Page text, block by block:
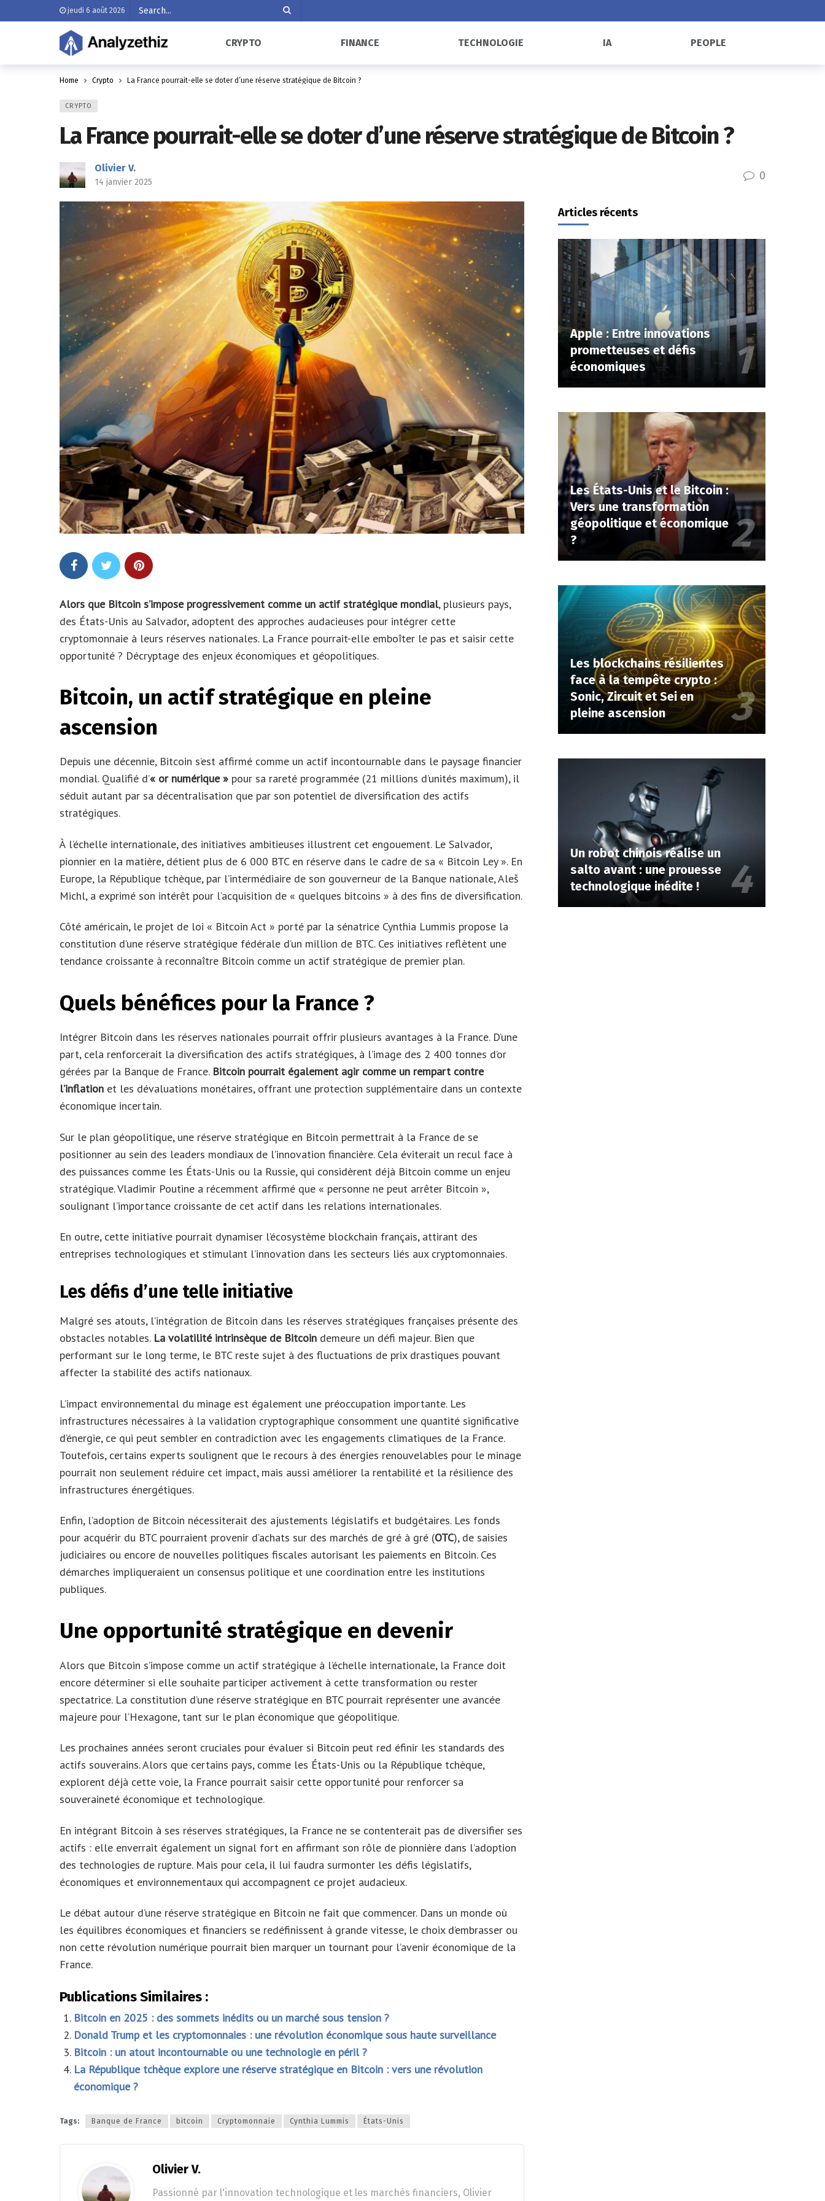
jeudi 6 août 2026
CRYPTO FINANCE TECHNOLOGIE IA PEOPLE
Home Crypto La France pourrait-elle se doter d’une réserve stratégique de Bitcoin ?
CRYPTO
La France pourrait-elle se doter d’une réserve stratégique de Bitcoin ?
Olivier V.
14 janvier 2025 0
Alors que Bitcoin s’impose progressivement comme un actif stratégique mondial, plusieurs pays,
des États-Unis au Salvador, adoptent des approches audacieuses pour intégrer cette
cryptomonnaie à leurs réserves nationales. La France pourrait-elle emboîter le pas et saisir cette
opportunité ? Décryptage des enjeux économiques et géopolitiques.
Bitcoin, un actif stratégique en pleine
ascension
Depuis une décennie, Bitcoin s’est affirmé comme un actif incontournable dans le paysage financier
mondial. Qualifié d’« or numérique » pour sa rareté programmée (21 millions d’unités maximum), il
séduit autant par sa décentralisation que par son potentiel de diversification des actifs
stratégiques.
À l’échelle internationale, des initiatives ambitieuses illustrent cet engouement. Le Salvador,
pionnier en la matière, détient plus de 6 000 BTC en réserve dans le cadre de sa « Bitcoin Ley ». En
Europe, la République tchèque, par l’intermédiaire de son gouverneur de la Banque nationale, Aleš
Michl, a exprimé son intérêt pour l’acquisition de « quelques bitcoins » à des fins de diversification.
Côté américain, le projet de loi « Bitcoin Act » porté par la sénatrice Cynthia Lummis propose la
constitution d’une réserve stratégique fédérale d’un million de BTC. Ces initiatives reflètent une
tendance croissante à reconnaître Bitcoin comme un actif stratégique de premier plan.
Quels bénéfices pour la France ?
Intégrer Bitcoin dans les réserves nationales pourrait offrir plusieurs avantages à la France. D’une
part, cela renforcerait la diversification des actifs stratégiques, à l’image des 2 400 tonnes d’or
gérées par la Banque de France. Bitcoin pourrait également agir comme un rempart contre
l’inflation et les dévaluations monétaires, offrant une protection supplémentaire dans un contexte
économique incertain.
Sur le plan géopolitique, une réserve stratégique en Bitcoin permettrait à la France de se
positionner au sein des leaders mondiaux de l’innovation financière. Cela éviterait un recul face à
des puissances comme les États-Unis ou la Russie, qui considèrent déjà Bitcoin comme un enjeu
stratégique. Vladimir Poutine a récemment affirmé que « personne ne peut arrêter Bitcoin »,
soulignant l’importance croissante de cet actif dans les relations internationales.
En outre, cette initiative pourrait dynamiser l’écosystème blockchain français, attirant des
entreprises technologiques et stimulant l’innovation dans les secteurs liés aux cryptomonnaies.
Les défis d’une telle initiative
Malgré ses atouts, l’intégration de Bitcoin dans les réserves stratégiques françaises présente des
obstacles notables. La volatilité intrinsèque de Bitcoin demeure un défi majeur. Bien que
performant sur le long terme, le BTC reste sujet à des fluctuations de prix drastiques pouvant
affecter la stabilité des actifs nationaux.
L’impact environnemental du minage est également une préoccupation importante. Les
infrastructures nécessaires à la validation cryptographique consomment une quantité significative
d’énergie, ce qui peut sembler en contradiction avec les engagements climatiques de la France.
Toutefois, certains experts soulignent que le recours à des énergies renouvelables pour le minage
pourrait non seulement réduire cet impact, mais aussi améliorer la rentabilité et la résilience des
infrastructures énergétiques.
Enfin, l’adoption de Bitcoin nécessiterait des ajustements législatifs et budgétaires. Les fonds
pour acquérir du BTC pourraient provenir d’achats sur des marchés de gré à gré (OTC), de saisies
judiciaires ou encore de nouvelles politiques fiscales autorisant les paiements en Bitcoin. Ces
démarches impliqueraient un consensus politique et une coordination entre les institutions
publiques.
Une opportunité stratégique en devenir
Alors que Bitcoin s’impose comme un actif stratégique à l’échelle internationale, la France doit
encore déterminer si elle souhaite participer activement à cette transformation ou rester
spectatrice. La constitution d’une réserve stratégique en BTC pourrait représenter une avancée
majeure pour l’Hexagone, tant sur le plan économique que géopolitique.
Les prochaines années seront cruciales pour évaluer si Bitcoin peut red éfinir les standards des
actifs souverains. Alors que certains pays, comme les États-Unis ou la République tchèque,
explorent déjà cette voie, la France pourrait saisir cette opportunité pour renforcer sa
souveraineté économique et technologique.
En intégrant Bitcoin à ses réserves stratégiques, la France ne se contenterait pas de diversifier ses
actifs : elle enverrait également un signal fort en affirmant son rôle de pionnière dans l’adoption
des technologies de rupture. Mais pour cela, il lui faudra surmonter les défis législatifs,
économiques et environnementaux qui accompagnent ce projet audacieux.
Le débat autour d’une réserve stratégique en Bitcoin ne fait que commencer. Dans un monde où
les équilibres économiques et financiers se redéfinissent à grande vitesse, le choix d’embrasser ou
non cette révolution numérique pourrait bien marquer un tournant pour l’avenir économique de la
France.
Publications Similaires :
Bitcoin en 2025 : des sommets inédits ou un marché sous tension ?
Donald Trump et les cryptomonnaies : une révolution économique sous haute surveillance
Bitcoin : un atout incontournable ou une technologie en péril ?
La République tchèque explore une réserve stratégique en Bitcoin : vers une révolution
économique ?
Tags: Banque de France bitcoin Cryptomonnaie Cynthia Lummis États-Unis
Olivier V.
Passionné par l'innovation technologique et les marchés financiers, Olivier
Articles récents
Apple : Entre innovations
prometteuses et défis
économiques
Les États-Unis et le Bitcoin :
Vers une transformation
géopolitique et économique
?
Les blockchains résilientes
face à la tempête crypto :
Sonic, Zircuit et Sei en
pleine ascension
Un robot chinois réalise un
salto avant : une prouesse
technologique inédite !